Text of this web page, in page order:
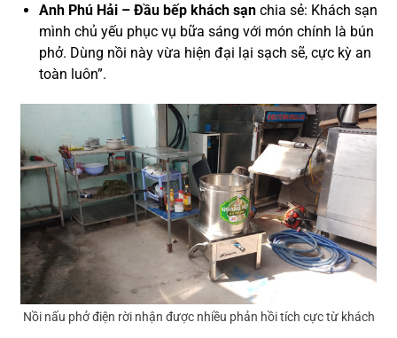
Anh Phú Hải – Đầu bếp khách sạn chia sẻ: Khách sạn
mình chủ yếu phục vụ bữa sáng với món chính là bún
phở. Dùng nồi này vừa hiện đại lại sạch sẽ, cực kỳ an
toàn luôn”.
Nồi nấu phở điện rời nhận được nhiều phản hồi tích cực từ khách